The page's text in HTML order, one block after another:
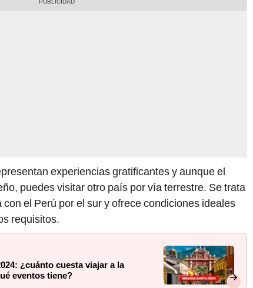
experiencias gratificantes y aunque el
puedes visitar otro país por vía terrestre. Se trata
con el Perú por el sur y ofrece condiciones ideales
requisitos.
¿cuánto cuesta viajar a la
eventos tiene?